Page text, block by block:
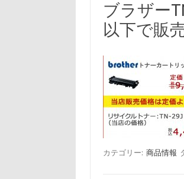
ブラザー
以下で販
カテゴリー: 商品情報